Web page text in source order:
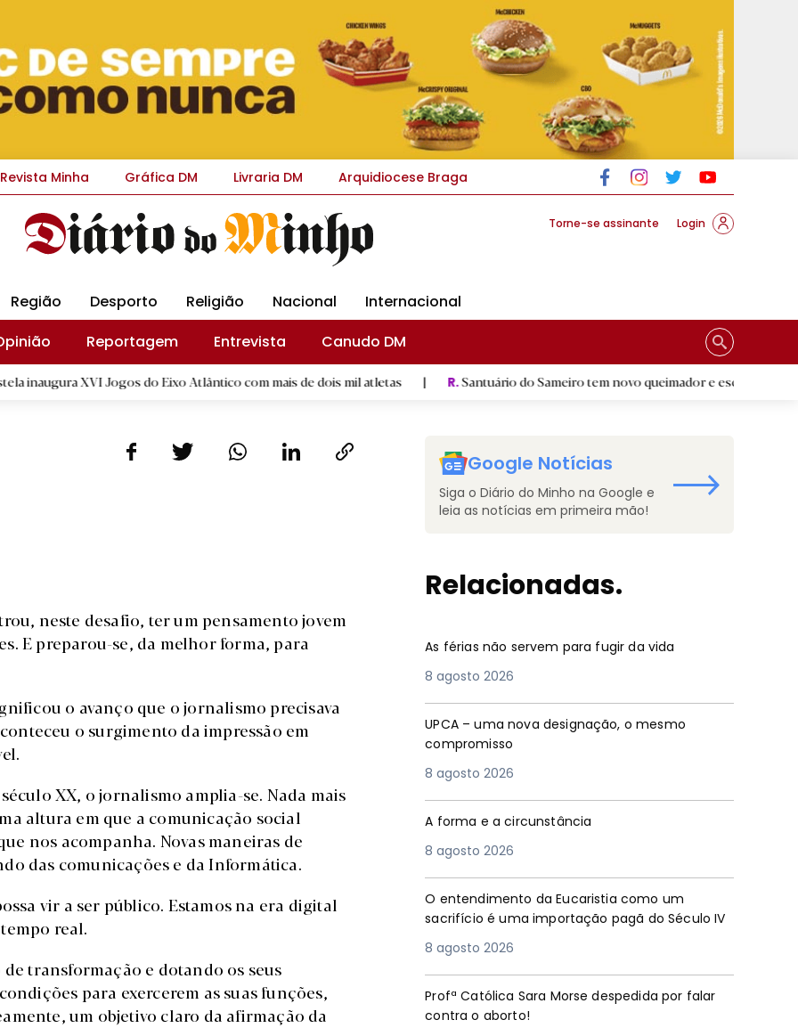
Revista Minha Gráfica DM Livraria DM Arquidiocese Braga
Torne-se assinante Login
Região Desporto Religião Nacional
Internacional
Reportagem Entrevista
Canudo DM
XVI Jogos do Eixo Atlântico com mais de dois mil atletas | R.Santuário do Sameiro tem novo queimador e escultura de Nossa
neste desafio, ter um pensamento jovem
E preparou-se, da melhor forma, para
o avanço que o jornalismo precisava
o surgimento da impressão em
XX, o jornalismo amplia-se. Nada mais
altura em que a comunicação social
nos acompanha. Novas maneiras de
das comunicações e da Informática.
vir a ser público. Estamos na era digital
real.
transformação e dotando os seus
para exercerem as suas funções,
um objetivo claro da afirmação da
Google Notícias
Siga o Diário do Minho na Google e
leia as notícias em primeira mão!
Relacionadas.
As férias não servem para fugir da vida
8 agosto 2026
UPCA – uma nova designação, o mesmo
compromisso
8 agosto 2026
A forma e a circunstância
8 agosto 2026
O entendimento da Eucaristia como um
sacrifício é uma importação pagã do Século IV
8 agosto 2026
Profª Católica Sara Morse despedida por falar
contra o aborto!